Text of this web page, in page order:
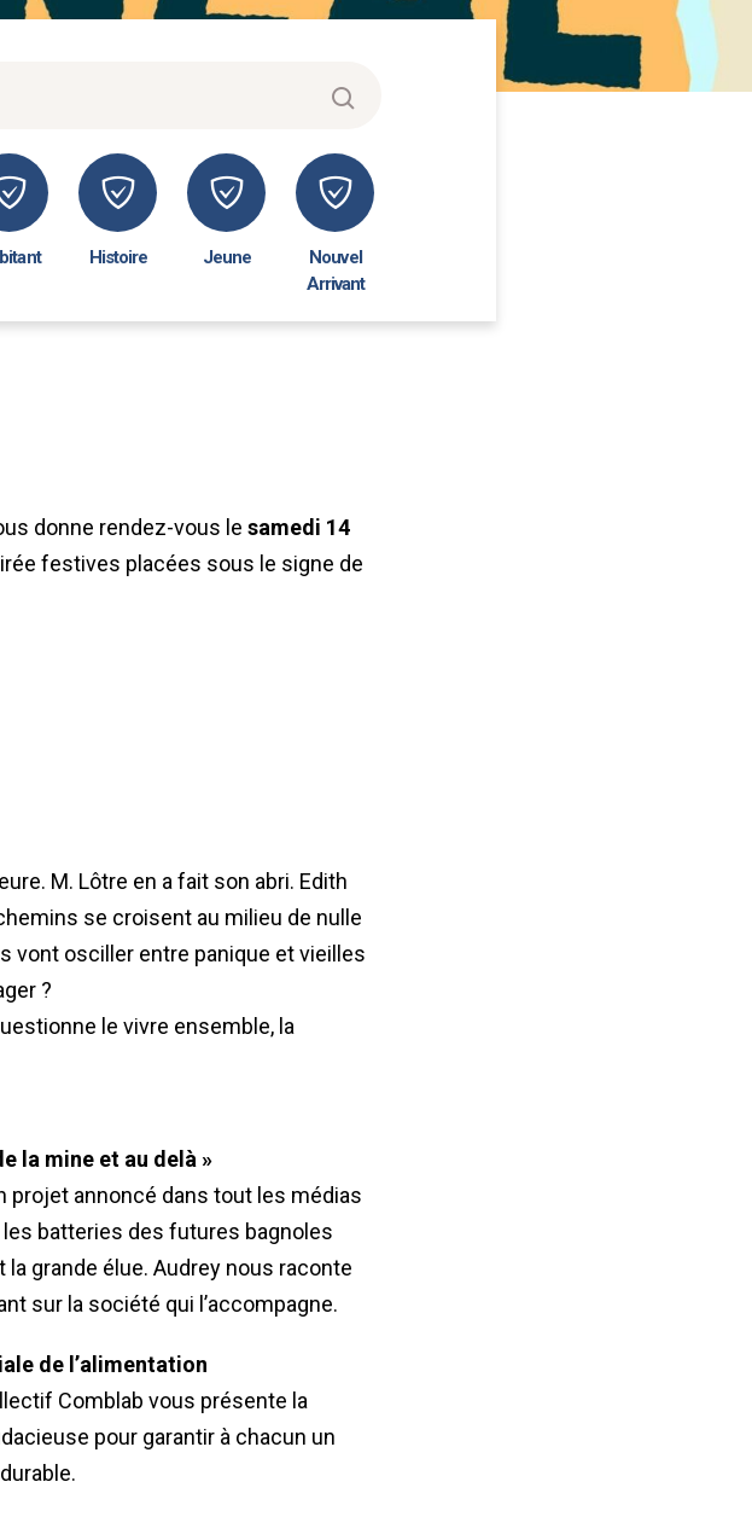
Histoire Jeune
Nouvel
Arrivant
donne rendez-vous le samedi 14
festives placées sous le signe de
M. Lôtre en a fait son abri. Edith
se croisent au milieu de nulle
vont osciller entre panique et vieilles
?
le vivre ensemble, la
la mine et au delà »
projet annoncé dans tout les médias
les batteries des futures bagnoles
grande élue. Audrey nous raconte
sur la société qui l’accompagne.
de l’alimentation
Comblab vous présente la
pour garantir à chacun un